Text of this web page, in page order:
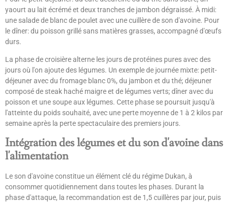
yaourt au lait écrémé et deux tranches de jambon dégraissé. À midi:
une salade de blanc de poulet avec une cuillère de son d'avoine. Pour
le dîner: du poisson grillé sans matières grasses, accompagné d'œufs
durs.
La phase de croisière alterne les jours de protéines pures avec des
jours où l'on ajoute des légumes. Un exemple de journée mixte: petit-
déjeuner avec du fromage blanc 0%, du jambon et du thé; déjeuner
composé de steak haché maigre et de légumes verts; dîner avec du
poisson et une soupe aux légumes. Cette phase se poursuit jusqu'à
l'atteinte du poids souhaité, avec une perte moyenne de 1 à 2 kilos par
semaine après la perte spectaculaire des premiers jours.
Intégration des légumes et du son d'avoine dans
l'alimentation
Le son d'avoine constitue un élément clé du régime Dukan, à
consommer quotidiennement dans toutes les phases. Durant la
phase d'attaque, la recommandation est de 1,5 cuillères par jour, puis